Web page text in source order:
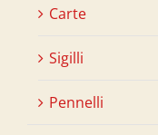
Carte
Sigilli
Pennelli